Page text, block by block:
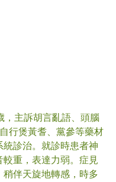
，主訴胡言亂語、頭腦
行煲黃耆、黨參等藥材
統診治。就診時患者神
較重，表達力弱。症見
稍伴天旋地轉感，時多